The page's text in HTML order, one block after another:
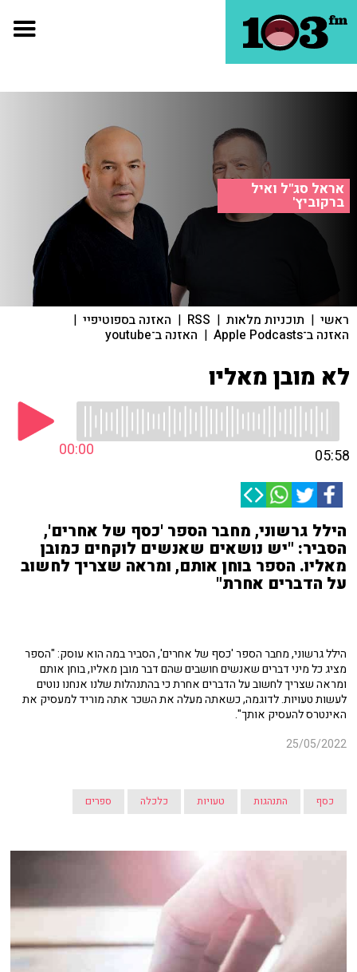
אראל סג"ל ואיל
ברקוביץ'
ראשי | תוכניות מלאות |
RSS
| האזנה בספוטיפיי |
האזנה ב־Apple Podcasts | האזנה ב־youtube
לא מובן מאליו
00:00 05:58
הילל גרשוני, מחבר הספר 'כסף של אחרים',
הסביר: "יש נושאים שאנשים לוקחים כמובן
מאליו. הספר בוחן אותם, ומראה שצריך לחשוב
על הדברים אחרת"
הילל גרשוני, מחבר הספר 'כסף של אחרים', הסביר במה הוא עוסק: "הספר
מציג כל מיני דברים שאנשים חושבים שהם דבר מובן מאליו, בוחן אותם
ומראה שצריך לחשוב על הדברים אחרת כי בהתנהלות שלנו אנחנו נוטים
לעשות טעויות. לדוגמה, כשאתה מעלה את השכר אתה מוריד למעסיק את
האינטרס להעסיק אותך".
25/05/2022
כסף התנהגות טעויות כלכלה ספרים